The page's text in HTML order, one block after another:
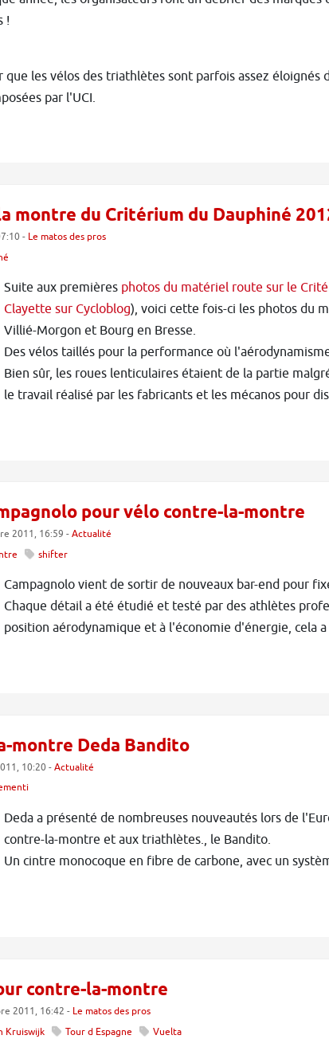
!
que les vélos des triathlètes sont parfois assez éloignés
par l'UCI.
montre du Critérium du Dauphiné
- Le matos des pros
Suite aux premières photos du matériel route sur le
Clayette sur Cycloblog), voici cette fois-ci les photos du
Villié-Morgon et Bourg en Bresse.
Des vélos taillés pour la performance où
Bien sûr, les roues lenticulaires étaient de la partie
le travail réalisé par les fabricants et les mécanos pour
pour vélo contre-la-montre
2011, 16:59 - Actualité
shifter
Campagnolo vient de sortir de nouveaux bar-end pour
Chaque détail a été étudié et testé par des athlètes
position aérodynamique et à l'économie d'énergie, cela
montre Deda Bandito
10:20 -Actualité
Deda a présenté de nombreuses nouveautés lors de
contre-la-montre et aux triathlètes., le Bandito.
Un cintre monocoque en fibre de carbone, avec un
contre-la-montre
2011, 16:42 - Le matos des pros
Kruiswijk Tour d Espagne Vuelta